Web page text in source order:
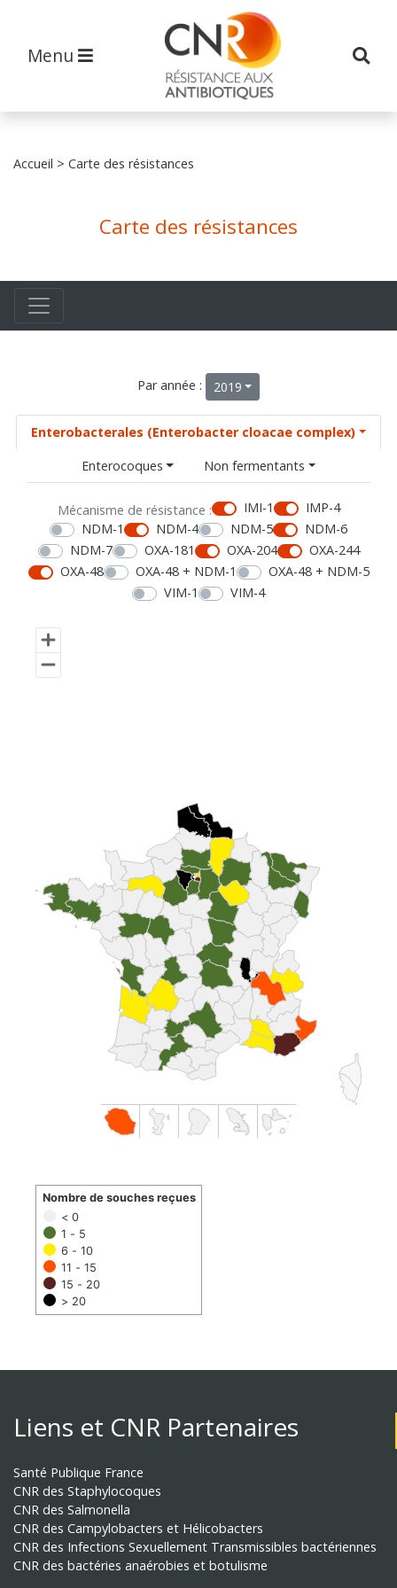
Menu
Accueil > Carte des résistances
Carte des résistances
Par année : 2019
Enterobacterales (Enterobacter cloacae complex)
Enterocoques
Non fermentants
Mécanisme de résistance : IMI-1
IMP-4
NDM-1
NDM-4 NDM-5
NDM-6
NDM-7
OXA-181 OXA-204
OXA-244
OXA-48
OXA-48 + NDM-1
OXA-48 + NDM-5
VIM-1
VIM-4
< 0
1 - 5
6 - 10
11 - 15
15 - 20
> 20
Nombre de souches reçues
Liens et CNR Partenaires
Santé Publique France
CNR des Staphylocoques
CNR des Salmonella
CNR des Campylobacters et Hélicobacters
CNR des Infections Sexuellement Transmissibles bactériennes
CNR des bactéries anaérobies et botulisme